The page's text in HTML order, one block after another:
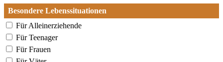
Besondere Lebenssituationen
Für Alleinerziehende
Für Teenager
Für Frauen